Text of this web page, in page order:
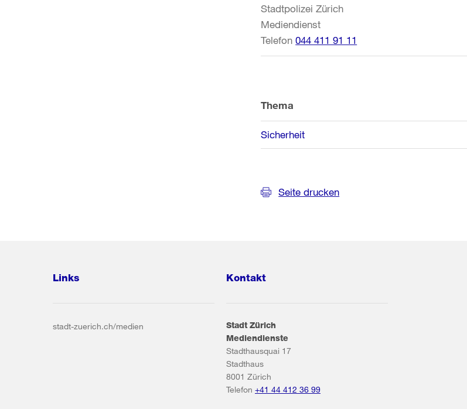
Stadtpolizei Zürich
Mediendienst
Telefon 044 411 91 11
Thema
Sicherheit
Seite drucken
Links
stadt-zuerich.ch/medien
Kontakt
Stadt Zürich
Mediendienste
Stadthausquai 17
Stadthaus
8001 Zürich
Telefon +41 44 412 36 99